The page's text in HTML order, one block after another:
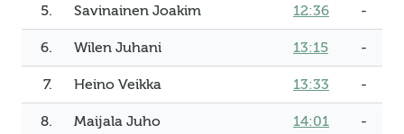
5. Savinainen Joakim 12:36 -
6. Wilen Juhani 13:15 -
7. Heino Veikka 13:33 -
8. Maijala Juho 14:01 -